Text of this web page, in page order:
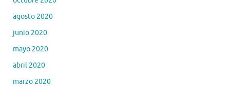
agosto 2020
junio 2020
mayo 2020
abril 2020
marzo 2020